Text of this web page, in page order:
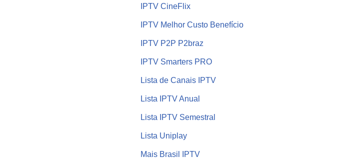
IPTV CineFlix
IPTV Melhor Custo Benefício
IPTV P2P P2braz
IPTV Smarters PRO
Lista de Canais IPTV
Lista IPTV Anual
Lista IPTV Semestral
Lista Uniplay
Mais Brasil IPTV